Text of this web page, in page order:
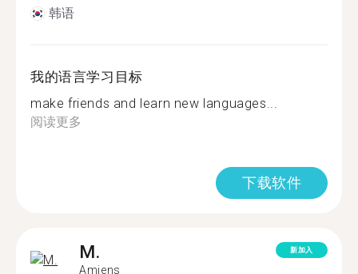
韩语
我的语言学习目标
make friends and learn new languages...
阅读更多
下载软件
M.
Amiens
新加入